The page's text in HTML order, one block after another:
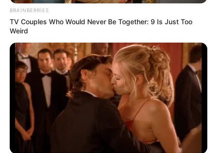
91 0 0
16:15 / 06 Avqust 2026 SİYASƏT
Prezidentin Fərmanı ilə gömrükdə
YENİ
BRAINBERRIES
TV Couples Who Would Never Be Together: 9 Is Just Too
Weird